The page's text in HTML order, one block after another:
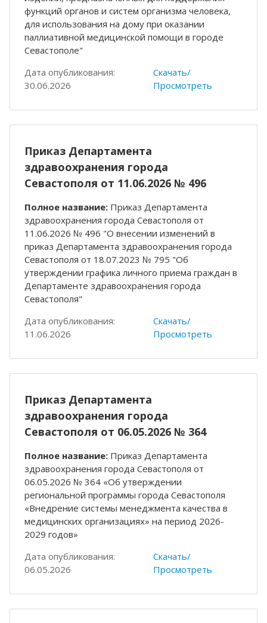
функций органов и систем организма человека,
для использования на дому при оказании
паллиативной медицинской помощи в городе
Севастополе"
Дата опубликования:
30.06.2026
Скачать/
Просмотреть
Приказ Департамента
здравоохранения города
Севастополя от 11.06.2026 № 496
Полное название: Приказ Департамента
здравоохранения города Севастополя от
11.06.2026 № 496 "О внесении изменений в
приказ Департамента здравоохранения города
Севастополя от 18.07.2023 № 795 "Об
утверждении графика личного приема граждан в
Департаменте здравоохранения города
Севастополя"
Дата опубликования:
11.06.2026
Скачать/
Просмотреть
Приказ Департамента
здравоохранения города
Севастополя от 06.05.2026 № 364
Полное название: Приказ Департамента
здравоохранения города Севастополя от
06.05.2026 № 364 «Об утверждении
региональной программы города Севастополя
«Внедрение системы менеджмента качества в
медицинских организациях» на период 2026-
2029 годов»
Дата опубликования:
06.05.2026
Скачать/
Просмотреть